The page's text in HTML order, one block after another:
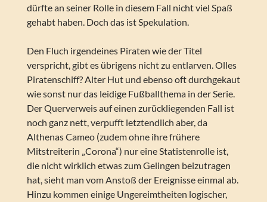
dürfte an seiner Rolle in diesem Fall nicht viel Spaß
gehabt haben. Doch das ist Spekulation.
Den Fluch irgendeines Piraten wie der Titel
verspricht, gibt es übrigens nicht zu entlarven. Olles
Piratenschiff? Alter Hut und ebenso oft durchgekaut
wie sonst nur das leidige Fußballthema in der Serie.
Der Querverweis auf einen zurückliegenden Fall ist
noch ganz nett, verpufft letztendlich aber, da
Althenas Cameo (zudem ohne ihre frühere
Mitstreiterin „Corona“) nur eine Statistenrolle ist,
die nicht wirklich etwas zum Gelingen beizutragen
hat, sieht man vom Anstoß der Ereignisse einmal ab.
Hinzu kommen einige Ungereimtheiten logischer,